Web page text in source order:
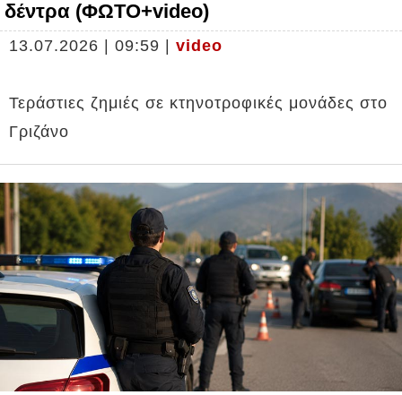
δέντρα (ΦΩΤΟ+video)
13.07.2026 | 09:59 | video
Τεράστιες ζημιές σε κτηνοτροφικές μονάδες στο
Γριζάνο